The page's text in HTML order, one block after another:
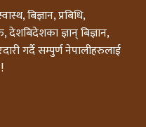
बिज्ञान, प्रबिधि,
देशबिदेशका ज्ञान् बिज्ञान,
गर्दै सम्पुर्ण नेपालीहरुलाई